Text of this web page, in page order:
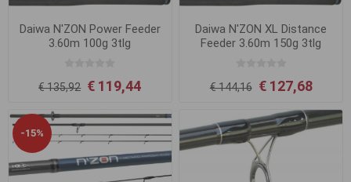
Daiwa N'ZON Power Feeder
3.60m 100g 3tlg
€ 135,92 € 119,44
Daiwa N'ZON XL Distance
Feeder 3.60m 150g 3tlg
€ 144,16 € 127,68
-15%